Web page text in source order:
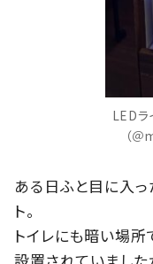
LEDラ
（
ある日ふと目に入
ト。
トイレにも暗い場